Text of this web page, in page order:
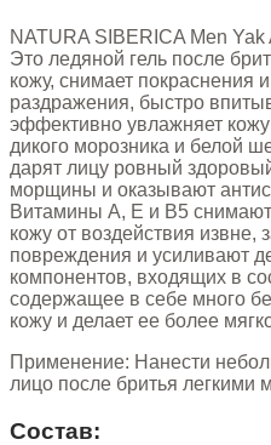
NATURA SIBERICA Men
Это ледяной гель после
кожу, снимает покраснения
раздражения, быстро
эффективно увлажняет
дикого морозника и белой
дарят лицу ровный
морщины и оказывают
Витамины А, Е и В5
кожу от воздействия извне,
повреждения и усиливают
компонентов, входящих в
содержащее в себе много
кожу и делает ее более
Применение: Нанести
лицо после бритья
Состав: